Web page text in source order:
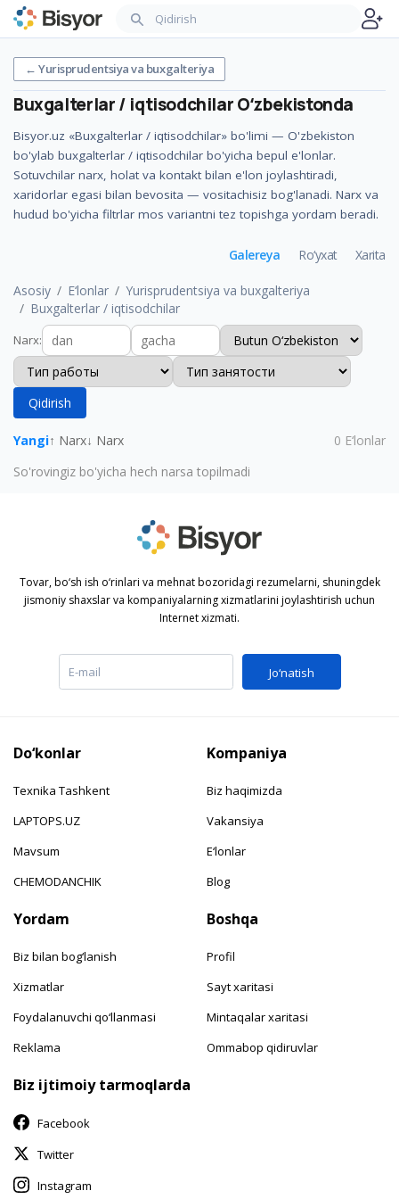
←Yurisprudentsiya va buxgalteriya
Buxgalterlar / iqtisodchilarOʻzbekistonda
Bisyor.uz «Buxgalterlar / iqtisodchilar» bo'limi — O'zbekiston
bo'ylab buxgalterlar / iqtisodchilar bo'yicha bepul e'lonlar.
Sotuvchilar narx, holat va kontakt bilan e'lon joylashtiradi,
xaridorlar egasi bilan bevosita — vositachisiz bog'lanadi. Narx va
hudud bo'yicha filtrlar mos variantni tez topishga yordam beradi.
Asosiy E‘lonlar
Yurisprudentsiya va buxgalteriya
Buxgalterlar / iqtisodchilar
Galereya Ro‘yxat Xarita
Narx:
Qidirish
Yangi↑ Narx↓ Narx 0 E‘lonlar
So'rovingiz bo'yicha hech narsa topilmadi
Tovar, bo‘sh ish o‘rinlari va mehnat bozoridagi rezumelarni, shuningdek
jismoniy shaxslar va kompaniyalarning xizmatlarini joylashtirish uchun
Internet xizmati.
Jo‘natish
Do‘konlar
Texnika Tashkent
LAPTOPS.UZ
Mavsum
CHEMODANCHIK
Kompaniya
Biz haqimizda
Vakansiya
E‘lonlar
Blog
Yordam
Biz bilan bog‘lanish
Xizmatlar
Foydalanuvchi qo‘llanmasi
Reklama
Boshqa
Profil
Sayt xaritasi
Mintaqalar xaritasi
Ommabop qidiruvlar
Biz ijtimoiy tarmoqlarda
Facebook
Twitter
Instagram